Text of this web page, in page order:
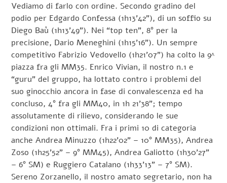
Vediamo di farlo con ordine. Secondo gradino del
podio per Edgardo Confessa (1h13’42”), di un soffio su
Diego Baù (1h13’49”). Nei “top ten”, 8° per la
precisione, Dario Meneghini (1h15’16”). Un sempre
competitivo Fabrizio Vedovello (1h21’07”) ha colto la 9^
piazza fra gli MM35. Enrico Vivian, il nostro n.1 e
“guru” del gruppo, ha lottato contro i problemi del
suo ginocchio ancora in fase di convalescenza ed ha
concluso, 4° fra gli MM40, in 1h 21’38”; tempo
assolutamente di rilievo, considerando le sue
condizioni non ottimali. Fra i primi 10 di categoria
anche Andrea Minuzzo (1h22’02” – 10° MM35), Andrea
Zoso (1h25’52” – 9° MM45), Andrea Galiotto (1h30’27”
– 6° SM) e Ruggiero Catalano (1h33’13” – 7° SM).
Sereno Zorzanello, il nostro amato segretario, non ha